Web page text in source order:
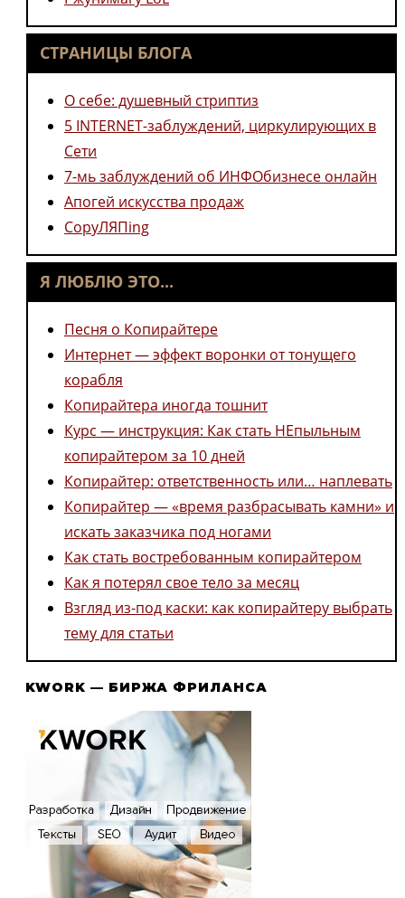
СТРАНИЦЫ БЛОГА
О себе: душевный стриптиз
5 INTERNET-заблуждений, циркулирующих в
Сети
7-мь заблуждений об ИНФОбизнесе онлайн
Апогей искусства продаж
CopyЛЯПing
Я ЛЮБЛЮ ЭТО...
Песня о Копирайтере
Интернет — эффект воронки от тонущего
корабля
Копирайтера иногда тошнит
Курс — инструкция: Как стать НЕпыльным
копирайтером за 10 дней
Копирайтер: ответственность или… наплевать
Копирайтер — «время разбрасывать камни» и
искать заказчика под ногами
Как стать востребованным копирайтером
Как я потерял свое тело за месяц
Взгляд из-под каски: как копирайтеру выбрать
тему для статьи
KWORK — БИРЖА ФРИЛАНСА